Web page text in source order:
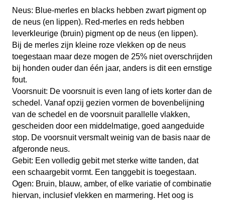
Neus: Blue-merles en blacks hebben zwart pigment op
de neus (en lippen). Red-merles en reds hebben
leverkleurige (bruin) pigment op de neus (en lippen).
Bij de merles zijn kleine roze vlekken op de neus
toegestaan maar deze mogen de 25% niet overschrijden
bij honden ouder dan één jaar, anders is dit een ernstige
fout.
Voorsnuit: De voorsnuit is even lang of iets korter dan de
schedel. Vanaf opzij gezien vormen de bovenbelijning
van de schedel en de voorsnuit parallelle vlakken,
gescheiden door een middelmatige, goed aangeduide
stop. De voorsnuit versmalt weinig van de basis naar de
afgeronde neus.
Gebit: Een volledig gebit met sterke witte tanden, dat
een schaargebit vormt. Een tanggebit is toegestaan.
Ogen: Bruin, blauw, amber, of elke variatie of combinatie
hiervan, inclusief vlekken en marmering. Het oog is